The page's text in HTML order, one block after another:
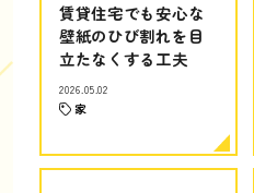
賃貸住宅でも安心な
壁紙のひび割れを目
立たなくする工夫
2026.05.02
家